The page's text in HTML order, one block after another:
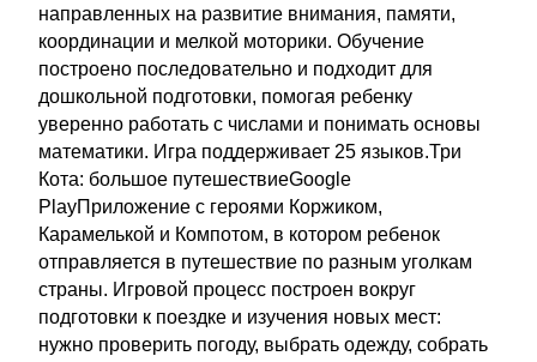
направленных на развитие внимания, памяти,
координации и мелкой моторики. Обучение
построено последовательно и подходит для
дошкольной подготовки, помогая ребенку
уверенно работать с числами и понимать основы
математики. Игра поддерживает 25 языков.Три
Кота: большое путешествиеGoogle
PlayПриложение с героями Коржиком,
Карамелькой и Компотом, в котором ребенок
отправляется в путешествие по разным уголкам
страны. Игровой процесс построен вокруг
подготовки к поездке и изучения новых мест:
нужно проверить погоду, выбрать одежду, собрать